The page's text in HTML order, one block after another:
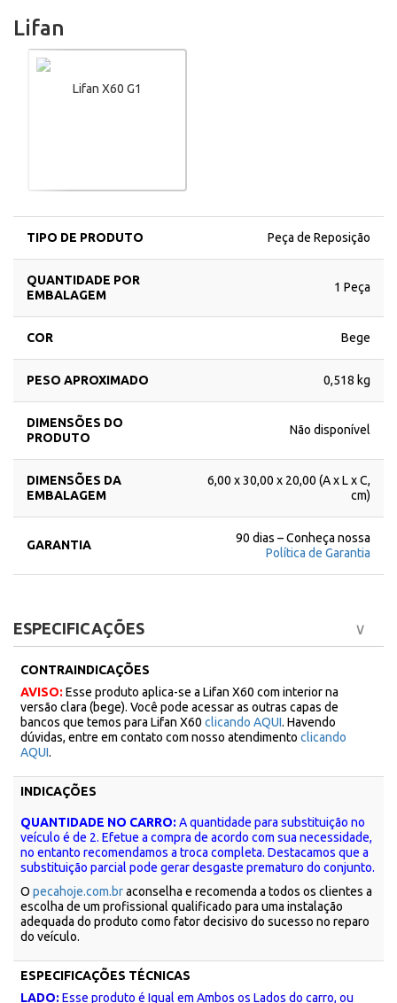
Lifan
Lifan X60 G1
TIPO DE PRODUTO Peça de Reposição
QUANTIDADE POR
EMBALAGEM
1 Peça
COR Bege
PESO APROXIMADO 0,518 kg
DIMENSÕES DO
PRODUTO
Não disponível
DIMENSÕES DA
EMBALAGEM
6,00 x 30,00 x 20,00 (A x L x C,
cm)
GARANTIA
90 dias – Conheça nossa
Política de Garantia
ESPECIFICAÇÕES
CONTRAINDICAÇÕES
AVISO: Esse produto aplica-se a Lifan X60 com interior na
versão clara (bege). Você pode acessar as outras capas de
bancos que temos para Lifan X60 clicando AQUI. Havendo
dúvidas, entre em contato com nosso atendimento clicando
AQUI.
INDICAÇÕES
QUANTIDADE NO CARRO: A quantidade para substituição no
veículo é de 2. Efetue a compra de acordo com sua necessidade,
no entanto recomendamos a troca completa. Destacamos que a
substituição parcial pode gerar desgaste prematuro do conjunto.
O pecahoje.com.braconselha e recomenda a todos os clientes a
escolha de um profissional qualificado para uma instalação
adequada do produto como fator decisivo do sucesso no reparo
do veículo.
ESPECIFICAÇÕES TÉCNICAS
LADO: Esse produto é Igual em Ambos os Lados do carro, ou